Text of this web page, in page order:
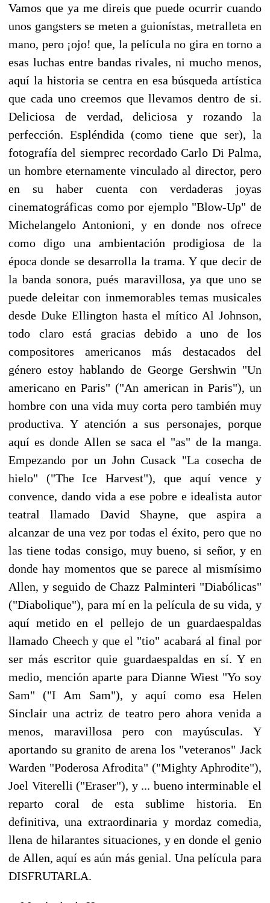
Vamos que ya me direis que puede ocurrir cuando
unos gangsters se meten a guionístas, metralleta en
mano, pero ¡ojo! que, la película no gira en torno a
esas luchas entre bandas rivales, ni mucho menos,
aquí la historia se centra en esa búsqueda artística
que cada uno creemos que llevamos dentro de si.
Deliciosa de verdad, deliciosa y rozando la
perfección. Espléndida (como tiene que ser), la
fotografía del siemprec recordado Carlo Di Palma,
un hombre eternamente vinculado al director, pero
en su haber cuenta con verdaderas joyas
cinematográficas como por ejemplo "Blow-Up" de
Michelangelo Antonioni, y en donde nos ofrece
como digo una ambientación prodigiosa de la
época donde se desarrolla la trama. Y que decir de
la banda sonora, pués maravillosa, ya que uno se
puede deleitar con inmemorables temas musicales
desde Duke Ellington hasta el mítico Al Johnson,
todo claro está gracias debido a uno de los
compositores americanos más destacados del
género estoy hablando de George Gershwin "Un
americano en Paris" ("An american in Paris"), un
hombre con una vida muy corta pero también muy
productiva. Y atención a sus personajes, porque
aquí es donde Allen se saca el "as" de la manga.
Empezando por un John Cusack "La cosecha de
hielo" ("The Ice Harvest"), que aquí vence y
convence, dando vida a ese pobre e idealista autor
teatral llamado David Shayne, que aspira a
alcanzar de una vez por todas el éxito, pero que no
las tiene todas consigo, muy bueno, si señor, y en
donde hay momentos que se parece al mismísimo
Allen, y seguido de Chazz Palminteri "Diabólicas"
("Diabolique"), para mí en la película de su vida, y
aquí metido en el pellejo de un guardaespaldas
llamado Cheech y que el "tio" acabará al final por
ser más escritor quie guardaespaldas en sí. Y en
medio, mención aparte para Dianne Wiest "Yo soy
Sam" ("I Am Sam"), y aquí como esa Helen
Sinclair una actriz de teatro pero ahora venida a
menos, maravillosa pero con mayúsculas. Y
aportando su granito de arena los "veteranos" Jack
Warden "Poderosa Afrodita" ("Mighty Aphrodite"),
Joel Viterelli ("Eraser"), y ... bueno interminable el
reparto coral de esta sublime historia. En
definitiva, una extraordinaria y mordaz comedia,
llena de hilarantes situaciones, y en donde el genio
de Allen, aquí es aún más genial. Una película para
DISFRUTARLA.